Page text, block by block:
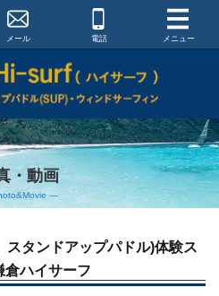
メール 電話 メニュー
・動画
―
スタンドアップパドル)体験ス
倉ハイサーフ